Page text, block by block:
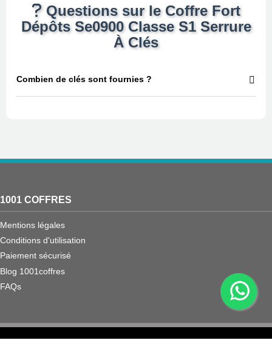
Questions sur le Coffre Fort
Dépôts Se0900 Classe S1 Serrure
À Clés
Combien de clés sont fournies ?
1001 COFFRES
Mentions légales
Conditions d'utilisation
Paiement sécurisé
Blog 1001coffres
FAQs